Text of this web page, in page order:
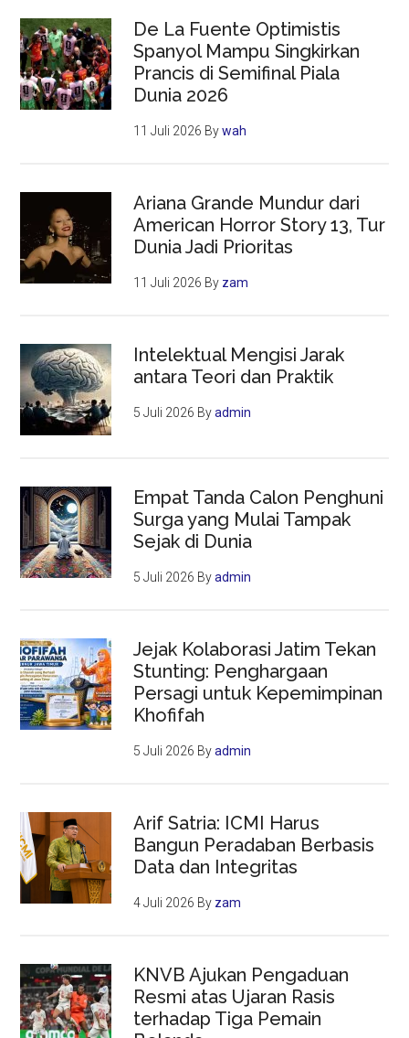
De La Fuente Optimistis
Spanyol Mampu Singkirkan
Prancis di Semifinal Piala
Dunia 2026
11 Juli 2026 Bywah
Ariana Grande Mundur dari
American Horror Story 13, Tur
Dunia Jadi Prioritas
11 Juli 2026 By zam
Intelektual Mengisi Jarak
antara Teori dan Praktik
5 Juli 2026 Byadmin
Empat Tanda Calon Penghuni
Surga yang Mulai Tampak
Sejak di Dunia
5 Juli 2026 Byadmin
Jejak Kolaborasi Jatim Tekan
Stunting: Penghargaan
Persagi untuk Kepemimpinan
Khofifah
5 Juli 2026 Byadmin
Arif Satria: ICMI Harus
Bangun Peradaban Berbasis
Data dan Integritas
4 Juli 2026 By zam
KNVB Ajukan Pengaduan
Resmi atas Ujaran Rasis
terhadap Tiga Pemain